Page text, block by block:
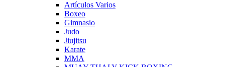
Artículos Varios
Boxeo
Gimnasio
Judo
Jiujitsu
Karate
MMA